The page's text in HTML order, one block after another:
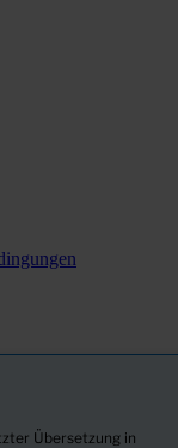
Übersetzung in